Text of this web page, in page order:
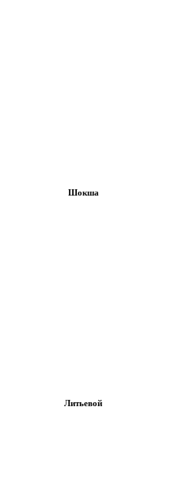
Шокша
Литьевой